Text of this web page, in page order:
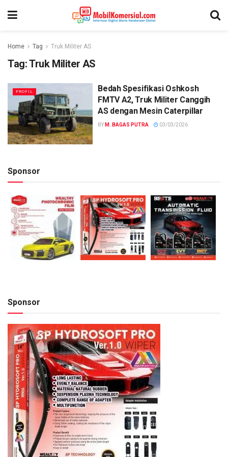
Home Tag Truk Militer AS
Tag:Truk Militer AS
PROFIL
Bedah Spesifikasi Oshkosh
FMTV A2, Truk Militer Canggih
AS dengan Mesin Caterpillar
BY M. BAGAS PUTRA 03/03/2026
Sponsor
Sponsor